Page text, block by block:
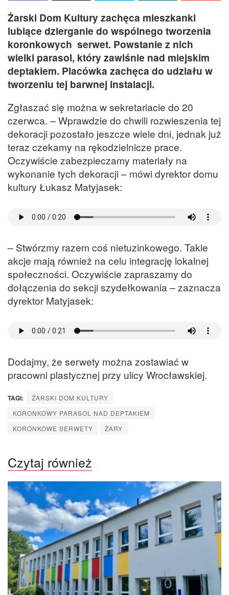
Żarski Dom Kultury zachęca mieszkanki
lubiące dzierganie do wspólnego tworzenia
koronkowych serwet. Powstanie z nich
wielki parasol, który zawiśnie nad miejskim
deptakiem. Placówka zachęca do udziału w
tworzeniu tej barwnej instalacji.
Zgłaszać się można w sekretariacie do 20
czerwca. – Wprawdzie do chwili rozwieszenia tej
dekoracji pozostało jeszcze wiele dni, jednak już
teraz czekamy na rękodzielnicze prace.
Oczywiście zabezpieczamy materiały na
wykonanie tych dekoracji – mówi dyrektor domu
kultury Łukasz Matyjasek:
– Stwórzmy razem coś nietuzinkowego. Takie
akcje mają również na celu integrację lokalnej
społeczności. Oczywiście zapraszamy do
dołączenia do sekcji szydełkowania – zaznacza
dyrektor Matyjasek:
Dodajmy, że serwety można zostawiać w
pracowni plastycznej przy ulicy Wrocławskiej.
TAGI:
ŻARSKI DOM KULTURY
KORONKOWY PARASOL NAD DEPTAKIEM
KORONKOWE SERWETY
ŻARY
Czytaj również